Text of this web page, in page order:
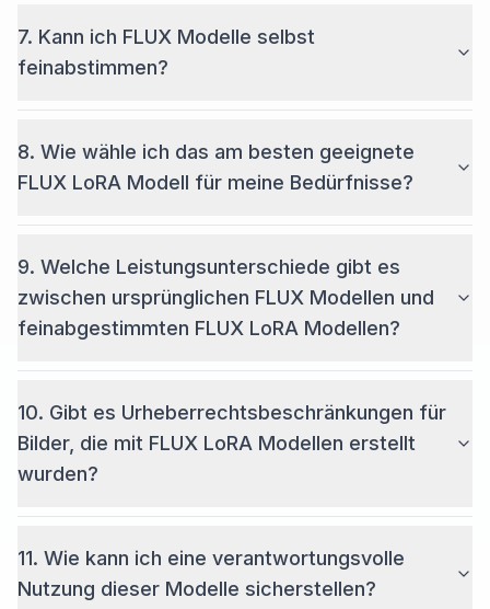
7. Kann ich FLUX Modelle selbst
feinabstimmen?
8. Wie wähle ich das am besten geeignete
FLUX LoRA Modell für meine Bedürfnisse?
9. Welche Leistungsunterschiede gibt es
zwischen ursprünglichen FLUX Modellen und
feinabgestimmten FLUX LoRA Modellen?
10. Gibt es Urheberrechtsbeschränkungen für
Bilder, die mit FLUX LoRA Modellen erstellt
wurden?
11. Wie kann ich eine verantwortungsvolle
Nutzung dieser Modelle sicherstellen?